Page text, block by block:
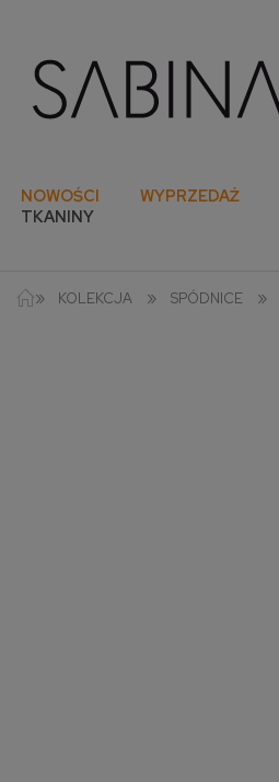
NOWOŚCI WYPRZEDAŻ
TKANINY
» KOLEKCJA » SPÓDNICE »